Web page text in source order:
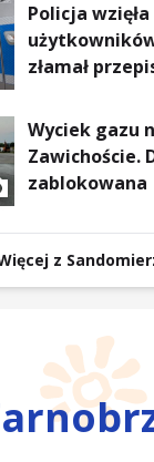
Policja
złamał
Wyciek gazu
Zawichoście.
zablokowana
z